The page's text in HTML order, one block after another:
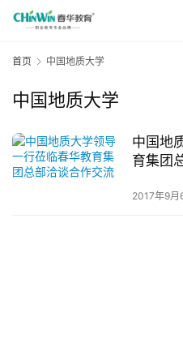
首页 中国地质大学
中国地质大学
中国地
育集团
2017年9月